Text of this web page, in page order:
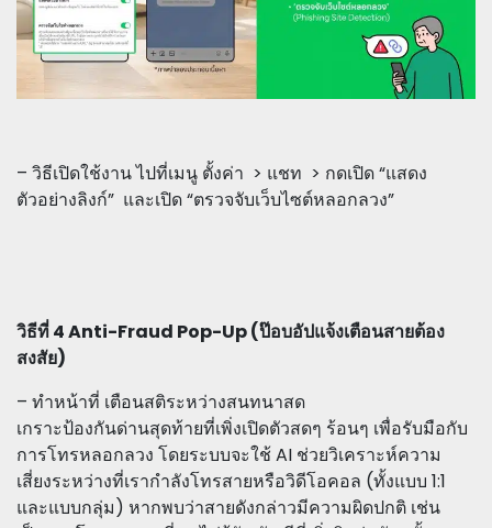
– วิธีเปิดใช้งาน ไปที่เมนู ตั้งค่า > แชท > กดเปิด “แสดง
ตัวอย่างลิงก์” และเปิด “ตรวจจับเว็บไซต์หลอกลวง”
วิธีที่ 4 Anti-Fraud Pop-Up (ป๊อบอัปแจ้งเตือนสายต้อง
สงสัย)
– ทำหน้าที่ เตือนสติระหว่างสนทนาสด
เกราะป้องกันด่านสุดท้ายที่เพิ่งเปิดตัวสดๆ ร้อนๆ เพื่อรับมือกับ
การโทรหลอกลวง โดยระบบจะใช้ AI ช่วยวิเคราะห์ความ
เสี่ยงระหว่างที่เรากำลังโทรสายหรือวิดีโอคอล (ทั้งแบบ 1:1
และแบบกลุ่ม) หากพบว่าสายดังกล่าวมีความผิดปกติ เช่น